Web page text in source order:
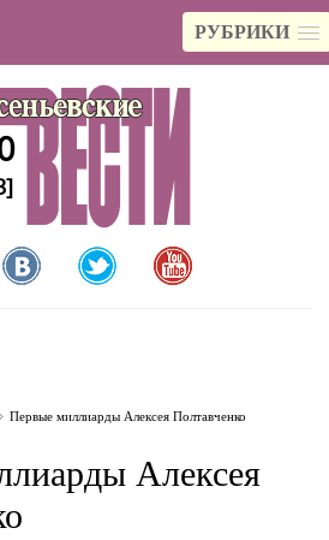
РУБРИКИ
Первые миллиарды Алексея Полтавченко
Алексея